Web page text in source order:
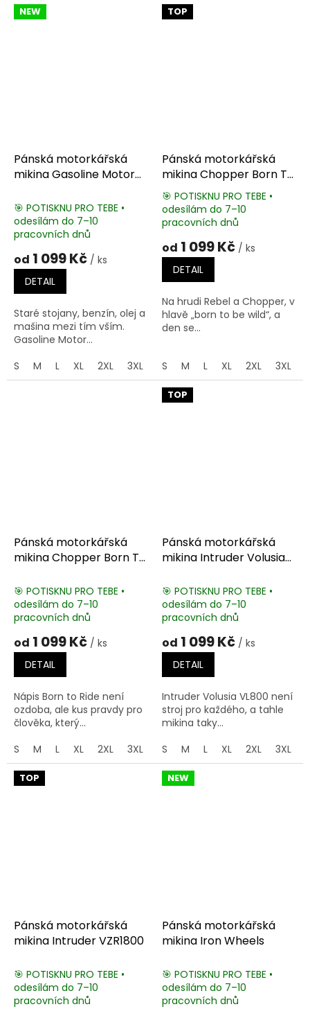
NEW
Pánská motorkářská
mikina Gasoline Motor
🎯 POTISKNU PRO TEBE •
odesílám do 7–10
pracovních dnů
od 1 099 Kč / ks
DETAIL
Staré stojany, benzín, olej a
mašina mezi tím vším.
Gasoline Motor...
S
M L XL 2XL 3XL 4XL 5XL
TOP
Pánská motorkářská
mikina Chopper Born To
Be Wild
Průměrné
hodnocení
je
5,0
hvězdiček.
🎯 POTISKNU PRO TEBE •
odesílám do 7–10
pracovních dnů
od 1 099 Kč / ks
DETAIL
Na hrudi Rebel a Chopper, v
hlavě „born to be wild“, a
den se...
S M L XL 2XL 3XL
Pánská motorkářská
mikina Chopper Born To
🎯 POTISKNU PRO TEBE •
odesílám do 7–10
pracovních dnů
od 1 099 Kč / ks
DETAIL
Nápis Born to Ride není
ozdoba, ale kus pravdy pro
člověka, který...
S
M L XL 2XL 3XL 4XL 5XL
TOP
Pánská motorkářská
mikina Intruder Volusia
🎯 POTISKNU PRO TEBE •
odesílám do 7–10
pracovních dnů
od 1 099 Kč / ks
DETAIL
Intruder Volusia VL800 není
stroj pro každého, a tahle
mikina taky...
S
M L XL 2XL 3XL
TOP
Pánská motorkářská
mikina Intruder VZR1800
🎯 POTISKNU PRO TEBE •
odesílám do 7–10
pracovních dnů
NEW
Pánská motorkářská
mikina Iron Wheels
🎯 POTISKNU PRO TEBE •
odesílám do 7–10
pracovních dnů